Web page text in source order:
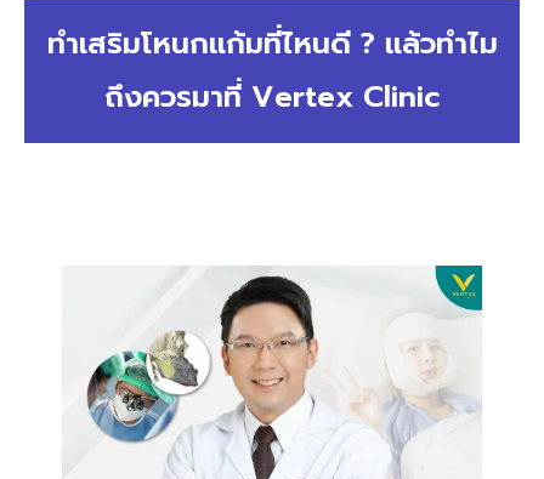
ทำเสริมโหนกแก้มที่ไหนดี ? แล้วทำไม
ถึงควรมาที่ Vertex Clinic